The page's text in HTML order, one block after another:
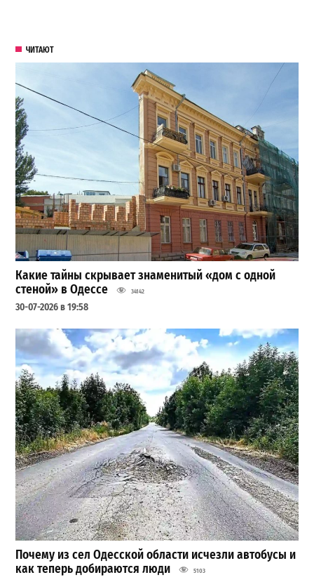
ЧИТАЮТ
Какие тайны скрывает знаменитый «дом с одной
стеной» в Одессе
34142
30-07-2026 в 19:58
Почему из сел Одесской области исчезли автобусы и
как теперь добираются люди
5103